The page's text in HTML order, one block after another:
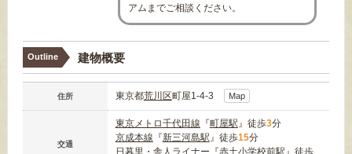
アムまでご相談ください。
Outline 建物概要
住所 東京都荒川区町屋1-4-3 Map
交通
東京メトロ千代田線 『町屋駅』徒歩3分
京成本線 『新三河島駅』徒歩15分
日暮里・舎人ライナー 『赤土小学校前駅』徒歩